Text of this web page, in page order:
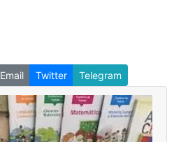
Email Twitter Telegram